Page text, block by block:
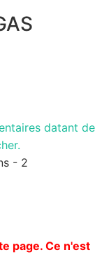
datant de
- 2
page. Ce n'est